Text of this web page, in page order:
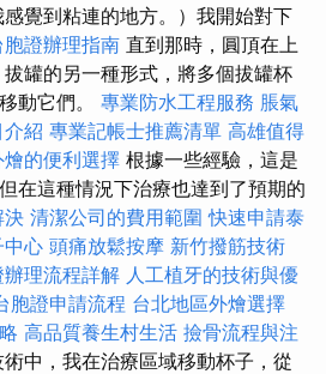
感覺到粘連的地方。）我開始對下
證辦理指南 直到那時，圓頂在上
罐的另一種形式，將多個拔罐杯
動它們。 專業防水工程服務 脹氣
紹 專業記帳士推薦清單 高雄值得
的便利選擇 根據一些經驗，這是
在這種情況下治療也達到了預期的
決 清潔公司的費用範圍 快速申請泰
中心 頭痛放鬆按摩 新竹撥筋技術
辦理流程詳解 人工植牙的技術與優
胞證申請流程 台北地區外燴選擇
高品質養生村生活 撿骨流程與注
中，我在治療區域移動杯子，從